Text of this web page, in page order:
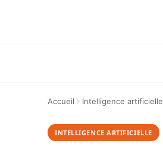
Accueil Intelligence artificielle
INTELLIGENCE ARTIFICIELLE